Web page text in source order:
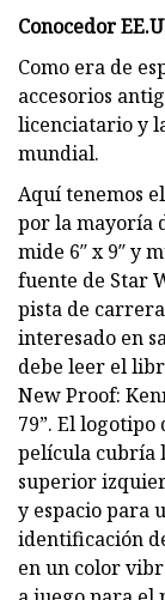
Conocedor
Como era de
accesorios
licenciatario y
mundial.
Aquí tenemos
por la mayoría
mide 6″ x 9″ y
fuente de Star
pista de
interesado en
debe leer el
New Proof:
79”. El
película cubría
superior
y espacio para
identificación
en un color